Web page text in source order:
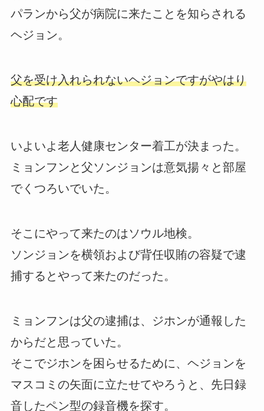
パランから父が病院に来たことを知らされる
ヘジョン。
父を受け入れられないヘジョンですがやはり
心配です
いよいよ老人健康センター着工が決まった。
ミョンフンと父ソンジョンは意気揚々と部屋
でくつろいでいた。
そこにやって来たのはソウル地検。
ソンジョンを横領および背任収賄の容疑で逮
捕するとやって来たのだった。
ミョンフンは父の逮捕は、ジホンが通報した
からだと思っていた。
そこでジホンを困らせるために、ヘジョンを
マスコミの矢面に立たせてやろうと、先日録
音したペン型の録音機を探す。